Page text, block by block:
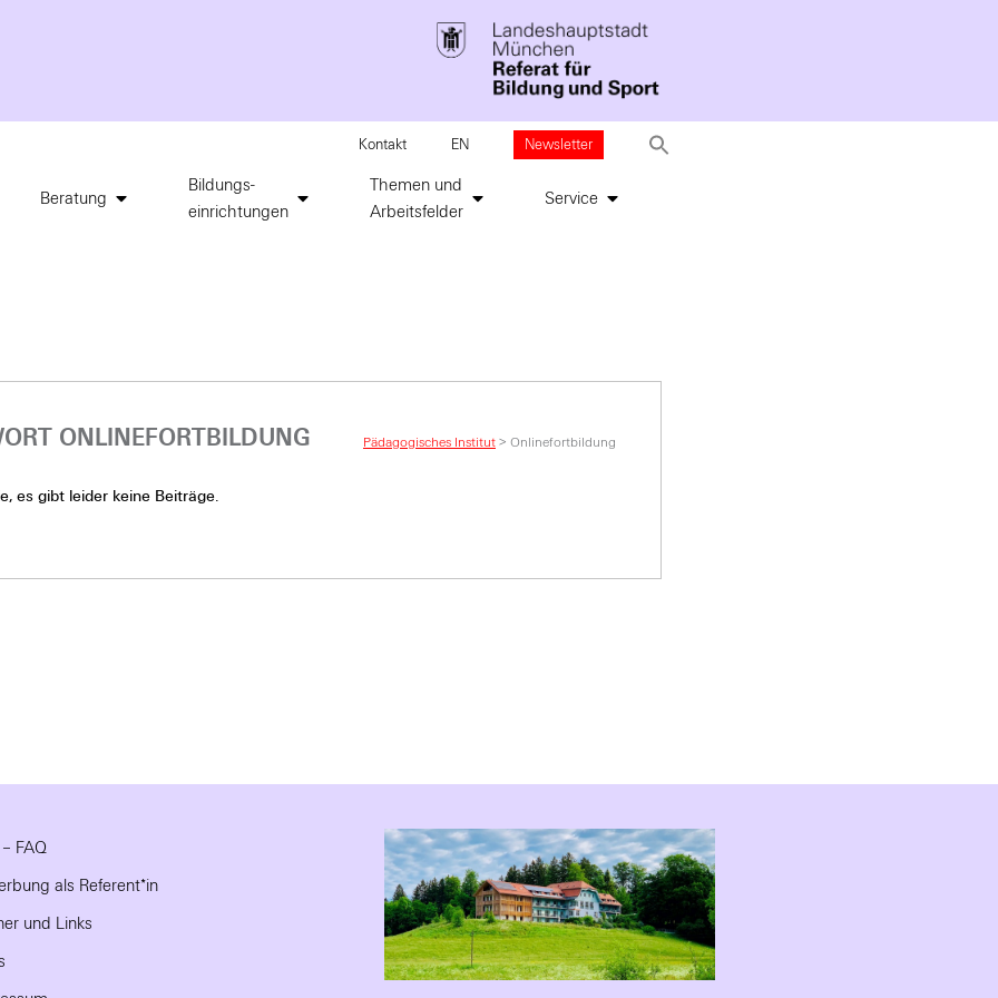
Kontakt EN Newsletter
Beratung
Bildungs-
einrichtungen
Themen und
Arbeitsfelder
Service
ONLINEFORTBILDUNG Pädagogisches Institut > Onlinefortbildung
es gibt leider keine Beiträge.
FAQ
als Referent*in
und Links